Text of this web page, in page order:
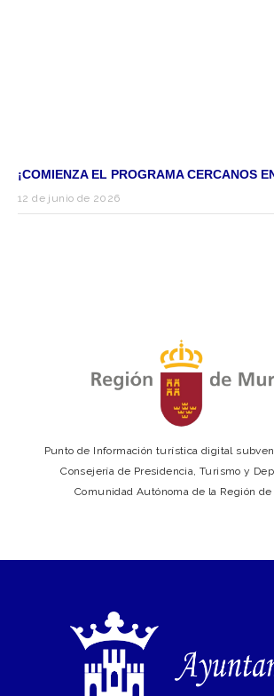
¡COMIENZA EL PROGRAMA CERCANOS
12 de junio de 2026
Punto de Información turística digital
Consejería de Presidencia, Turismo y
Comunidad Autónoma de la Región